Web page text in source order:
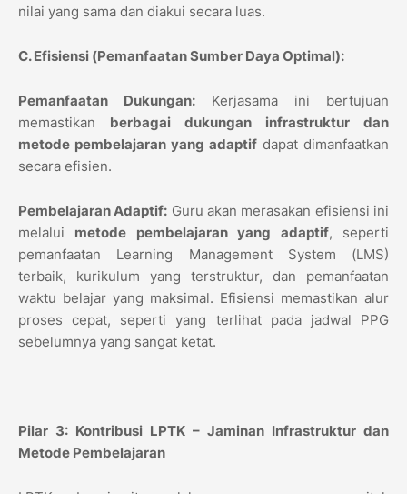
nilai yang sama dan diakui secara luas.
C. Efisiensi (Pemanfaatan Sumber Daya Optimal):
Pemanfaatan Dukungan: Kerjasama ini bertujuan
memastikan berbagai dukungan infrastruktur dan
metode pembelajaran yang adaptif dapat dimanfaatkan
secara efisien.
Pembelajaran Adaptif: Guru akan merasakan efisiensi ini
melalui metode pembelajaran yang adaptif, seperti
pemanfaatan Learning Management System (LMS)
terbaik, kurikulum yang terstruktur, dan pemanfaatan
waktu belajar yang maksimal. Efisiensi memastikan alur
proses cepat, seperti yang terlihat pada jadwal PPG
sebelumnya yang sangat ketat.
Pilar 3: Kontribusi LPTK – Jaminan Infrastruktur dan
Metode Pembelajaran